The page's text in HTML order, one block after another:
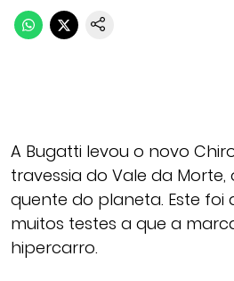
A Bugatti levou o novo
travessia do Vale da Morte,
quente do planeta. Este foi
muitos testes a que a
hipercarro.